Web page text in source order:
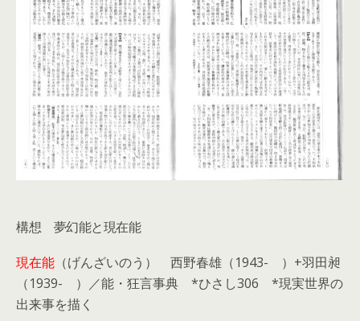
構想 夢幻能と現在能
現在能 （げんざいのう） 西野春雄（1943- ）+羽田昶
（1939- ）／能・狂言事典 *ひさし306 *現実世界の
出来事を描く